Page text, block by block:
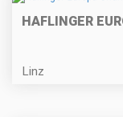
HAFLINGER
Linz